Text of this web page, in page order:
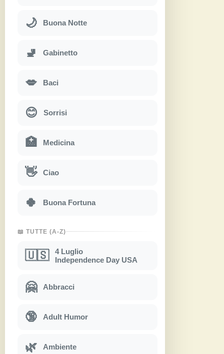
🌙 Buona Notte
🚽 Gabinetto
💋 Baci
😊 Sorrisi
🏥 Medicina
👋 Ciao
🍀 Buona Fortuna
📖 TUTTE (A-Z)
🇺🇸
4 Luglio
Independence Day USA
🤗 Abbracci
🔞 Adult Humor
🌿 Ambiente